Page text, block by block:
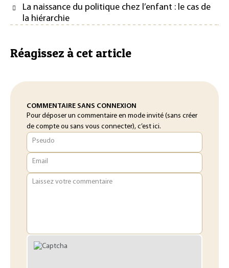
La naissance du politique chez l’enfant : le cas de
la hiérarchie
Réagissez à cet article
COMMENTAIRE SANS CONNEXION
Pour déposer un commentaire en mode invité (sans créer
de compte ou sans vous connecter), c’est ici.
Pseudo
Email
Laissez votre commentaire